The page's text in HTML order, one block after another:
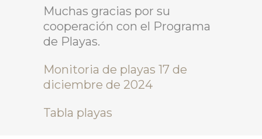
Muchas gracias por su
cooperación con el Programa
de Playas.
Monitoria de playas 17 de
diciembre de 2024
Tabla playas